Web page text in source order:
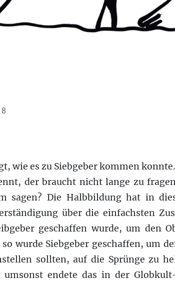
wie es zu Siebgeber kommen
der braucht nicht lange zu
Die Halbbildung hat in
über die einfachsten
geschaffen wurde, um den
wurde Siebgeber geschaffen, um
sollten, auf die Sprünge zu
endete das in der